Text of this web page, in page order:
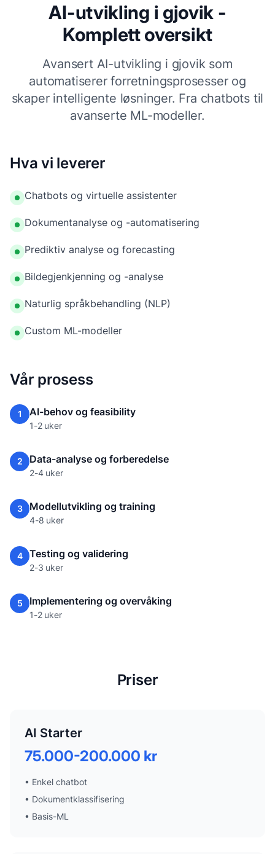
AI-utvikling i gjovik -
Komplett oversikt
Avansert AI-utvikling i gjovik som
automatiserer forretningsprosesser og
skaper intelligente løsninger. Fra chatbots til
avanserte ML-modeller.
Hva vi leverer
Chatbots og virtuelle assistenter
Dokumentanalyse og -automatisering
Prediktiv analyse og forecasting
Bildegjenkjenning og -analyse
Naturlig språkbehandling (NLP)
Custom ML-modeller
Vår prosess
1 AI-behov og feasibility
1-2 uker
2 Data-analyse og forberedelse
2-4 uker
3 Modellutvikling og training
4-8 uker
4 Testing og validering
2-3 uker
5 Implementering og overvåking
1-2 uker
Priser
AI Starter
75.000-200.000 kr
• Enkel chatbot
• Dokumentklassifisering
• Basis-ML